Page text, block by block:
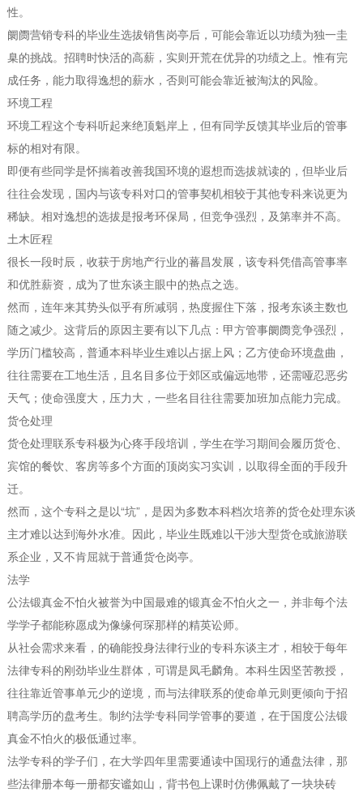
性。
阛阓营销专科的毕业生选拔销售岗亭后，可能会靠近以功绩为独一圭
臬的挑战。招聘时快活的高薪，实则开荒在优异的功绩之上。惟有完
成任务，能力取得逸想的薪水，否则可能会靠近被淘汰的风险。
环境工程
环境工程这个专科听起来绝顶魁岸上，但有同学反馈其毕业后的管事
标的相对有限。
即便有些同学是怀揣着改善我国环境的遐想而选拔就读的，但毕业后
往往会发现，国内与该专科对口的管事契机相较于其他专科来说更为
稀缺。相对逸想的选拔是报考环保局，但竞争强烈，及第率并不高。
土木匠程
很长一段时辰，收获于房地产行业的蕃昌发展，该专科凭借高管事率
和优胜薪资，成为了世东谈主眼中的热点之选。
然而，连年来其势头似乎有所减弱，热度握住下落，报考东谈主数也
随之减少。这背后的原因主要有以下几点：甲方管事阛阓竞争强烈，
学历门槛较高，普通本科毕业生难以占据上风；乙方使命环境盘曲，
往往需要在工地生活，且名目多位于郊区或偏远地带，还需哑忍恶劣
天气；使命强度大，压力大，一些名目往往需要加班加点能力完成。
货仓处理
货仓处理联系专科极为心疼手段培训，学生在学习期间会履历货仓、
宾馆的餐饮、客房等多个方面的顶岗实习实训，以取得全面的手段升
迁。
然而，这个专科之是以“坑”，是因为多数本科档次培养的货仓处理东谈
主才难以达到海外水准。因此，毕业生既难以干涉大型货仓或旅游联
系企业，又不肯屈就于普通货仓岗亭。
法学
公法锻真金不怕火被誉为中国最难的锻真金不怕火之一，并非每个法
学学子都能称愿成为像缘何琛那样的精英讼师。
从社会需求来看，的确能投身法律行业的专科东谈主才，相较于每年
法律专科的刚劲毕业生群体，可谓是凤毛麟角。本科生因坚苦教授，
往往靠近管事单元少的逆境，而与法律联系的使命单元则更倾向于招
聘高学历的盘考生。制约法学专科同学管事的要道，在于国度公法锻
真金不怕火的极低通过率。
法学专科的学子们，在大学四年里需要通读中国现行的通盘法律，那
些法律册本每一册都安谧如山，背书包上课时仿佛佩戴了一块块砖